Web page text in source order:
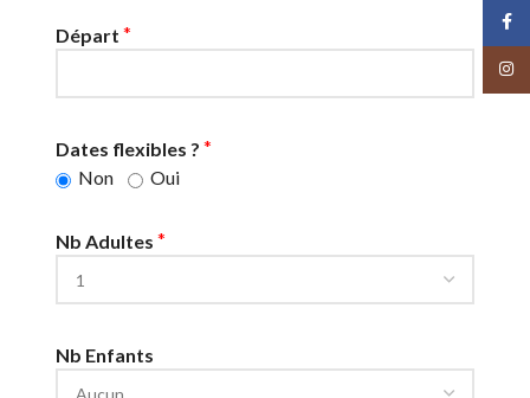
Départ *
Dates flexibles ? *
Non
Oui
Nb Adultes *
Nb Enfants